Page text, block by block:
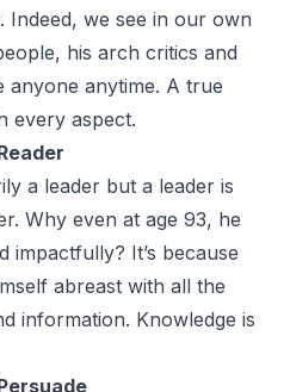
Indeed, we see in our own
his arch critics and
anyone anytime. A true
every aspect.
a leader but a leader is
Why even at age 93, he
impactfully? It’s because
abreast with all the
information. Knowledge is